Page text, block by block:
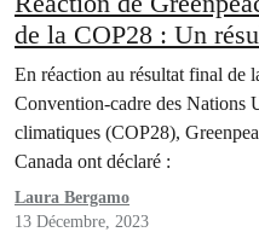
de la COP28 : Un
insuffisant mais
En réaction au résultat final de
Convention-cadre des Nations
climatiques (COP28),
Canada ont déclaré :
Laura Bergamo
13 Décembre, 2023